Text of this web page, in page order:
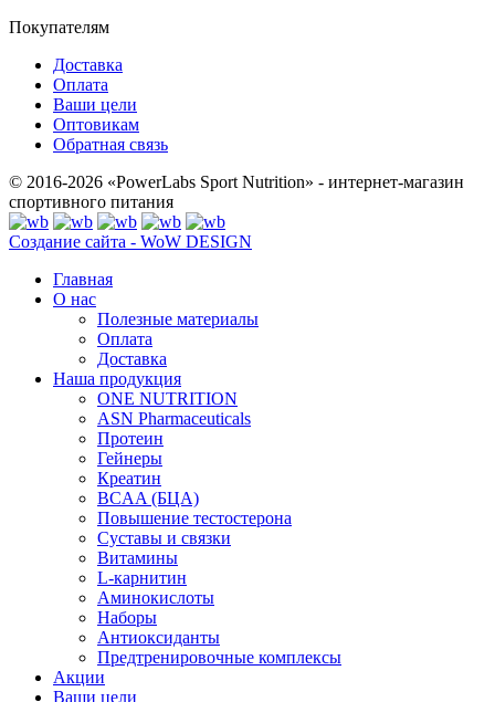
Покупателям
Доставка
Оплата
Ваши цели
Оптовикам
Обратная связь
© 2016-2026 «PowerLabs Sport Nutrition» - интернет-магазин
спортивного питания
Создание сайта - WoW DESIGN
Главная
О нас
Полезные материалы
Оплата
Доставка
Наша продукция
ONE NUTRITION
ASN Pharmaceuticals
Протеин
Гейнеры
Креатин
BCAA (БЦА)
Повышение тестостерона
Суставы и связки
Витамины
L-карнитин
Аминокислоты
Наборы
Антиоксиданты
Предтренировочные комплексы
Акции
Ваши цели